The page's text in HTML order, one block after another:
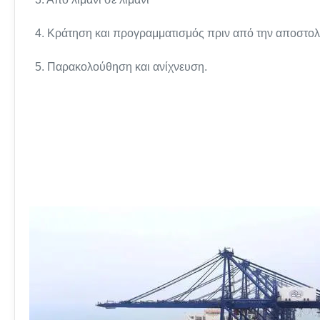
4. Κράτηση και προγραμματισμός πριν από την
5. Παρακολούθηση και ανίχνευση.